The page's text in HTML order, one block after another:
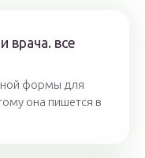
врача. все
формы для
она пишется в